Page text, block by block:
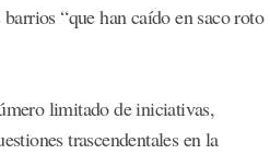
“que han caído en saco roto
limitado de iniciativas,
trascendentales en la